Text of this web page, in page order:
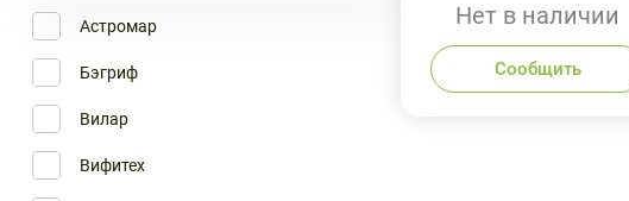
Астромар
Бэгриф
Вилар
Вифитех
Нет в наличии
Сообщить